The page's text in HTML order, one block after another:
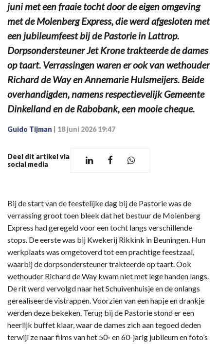
juni met een fraaie tocht door de eigen omgeving
met de Molenberg Express, die werd afgesloten met
een jubileumfeest bij de Pastorie in Lattrop.
Dorpsondersteuner Jet Krone trakteerde de dames
op taart. Verrassingen waren er ook van wethouder
Richard de Way en Annemarie Hulsmeijers. Beide
overhandigden, namens respectievelijk Gemeente
Dinkelland en de Rabobank, een mooie cheque.
Guido Tijman 18 juni 2026 19:47
Deel dit artikel via
social media
Bij de start van de feestelijke dag bij de Pastorie was de
verrassing groot toen bleek dat het bestuur de Molenberg
Express had geregeld voor een tocht langs verschillende
stops. De eerste was bij Kwekerij Rikkink in Beuningen. Hun
werkplaats was omgetoverd tot een prachtige feestzaal,
waarbij de dorpsondersteuner trakteerde op taart. Ook
wethouder Richard de Way kwam niet met lege handen langs.
De rit werd vervolgd naar het Schuivenhuisje en de onlangs
gerealiseerde vistrappen. Voorzien van een hapje en drankje
werden deze bekeken. Terug bij de Pastorie stond er een
heerlijk buffet klaar, waar de dames zich aan tegoed deden
terwijl ze naar films van het 50- en 60-jarig jubileum en foto’s